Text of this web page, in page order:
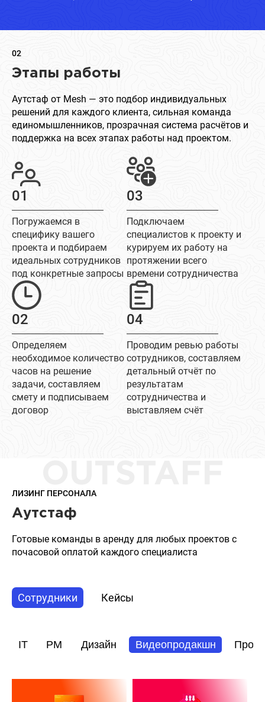
02
Этапы работы
Аутстаф от Mesh — это подбор индивидуальных
решений для каждого клиента, сильная команда
единомышленников, прозрачная система расчётов и
поддержка на всех этапах работы над проектом.
01
Погружаемся в
специфику вашего
проекта и подбираем
идеальных сотрудников
под конкретные запросы
03
Подключаем
специалистов к проекту и
курируем их работу на
протяжении всего
времени сотрудничества
02
Определяем
необходимое количество
часов на решение
задачи, составляем
смету и подписываем
договор
04
Проводим ревью работы
сотрудников, составляем
детальный отчёт по
результатам
сотрудничества и
выставляем счёт
ЛИЗИНГ ПЕРСОНАЛА
Аутстаф
Готовые команды в аренду для любых проектов с
почасовой оплатой каждого специалиста
Сотрудники Кейсы
IT PM Дизайн Видеопродакшн